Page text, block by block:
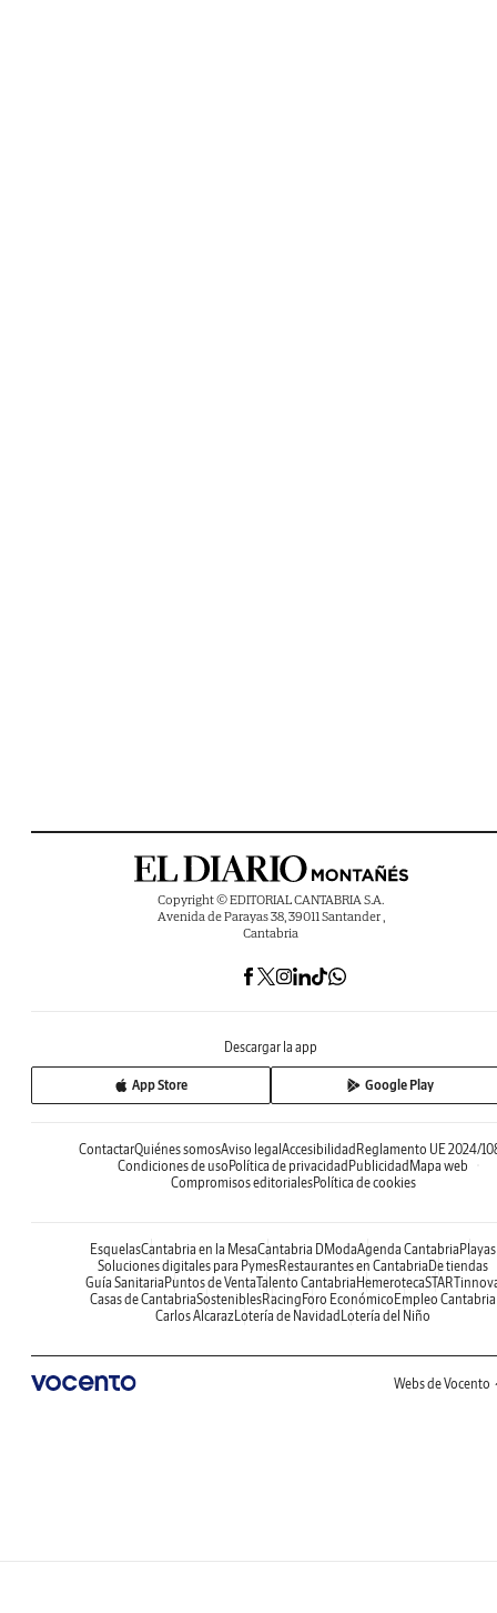
Copyright © EDITORIAL CANTABRIA S.A.
Avenida de Parayas 38, 39011 Santander ,
Cantabria
Descargar la app
App Store Google Play
ContactarQuiénes somosAviso legalAccesibilidadReglamento UE 2024/
Condiciones de usoPolítica de privacidadPublicidadMapa web
Compromisos editorialesPolítica de cookies
EsquelasCantabria en la MesaCantabria DModaAgenda CantabriaPlayas
Soluciones digitales para PymesRestaurantes en CantabriaDe tiendas
Guía SanitariaPuntos de VentaTalento CantabriaHemeroteca
Casas de CantabriaSosteniblesRacingForo EconómicoEmpleo Cantabria
Carlos AlcarazLotería de NavidadLotería del Niño
Webs de Vocento